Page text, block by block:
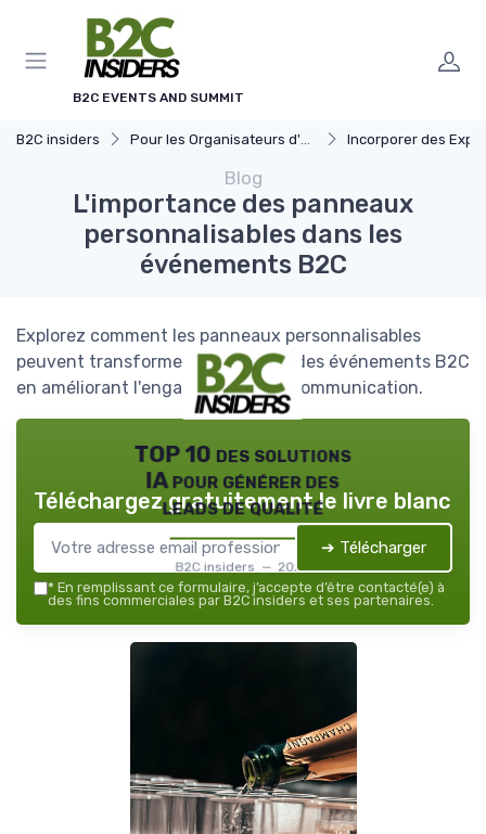
B2C EVENTS AND SUMMIT
B2C insiders Pour les Organisateurs d'Événements Incorporer des Expériences
Blog
L'importance des panneaux
personnalisables dans les
événements B2C
Explorez comment les panneaux personnalisables
peuvent transformer l'expérience des événements B2C
en améliorant l'engagement et la communication.
TOP 10 des solutions
IA pour générer des
leads de qualité
B2C insiders — 2026
Téléchargez gratuitement le livre blanc
➔ Télécharger
* En remplissant ce formulaire, j’accepte d’être contacté(e) à
des fins commerciales par B2C insiders et ses partenaires.
Panneau de gestion des cookies